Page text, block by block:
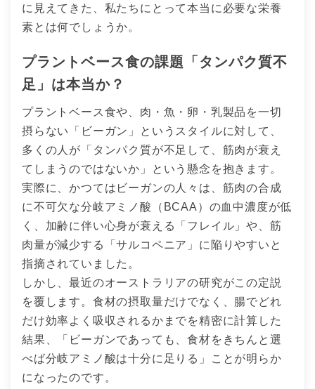
に見えてきた、私たちにとって本当に必要な栄養
素とは何でしょうか。
プラントベース食の課題「タンパク質不
足」は本当か？
プラントベース食や、肉・魚・卵・乳製品を一切
摂らない「ビーガン」というスタイルに対して、
多くの人が「タンパク質が不足して、筋肉が衰え
てしまうのではないか」という懸念を抱きます。
実際に、かつてはビーガンの人々は、筋肉の合成
に不可欠な分岐アミノ酸（BCAA）の血中濃度が低
く、加齢に伴い心身が衰える「フレイル」や、筋
肉量が減少する「サルコペニア」に陥りやすいと
指摘されていました。
しかし、最近のオーストラリアの研究がこの定説
を覆します。食材の摂取量だけでなく、腸でどれ
だけ効率よく吸収されるかまでを精密に計算した
結果、「ビーガンであっても、食材をきちんと選
べば分岐アミノ酸は十分に足りる」ことが明らか
になったのです。